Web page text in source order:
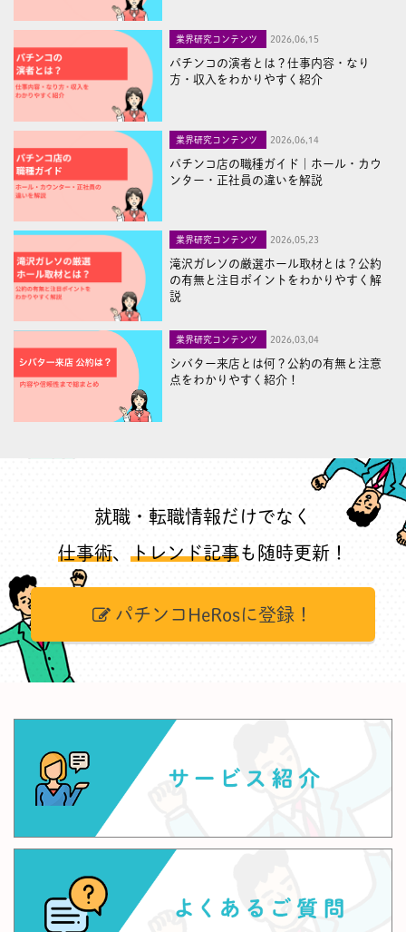
業界研究コンテンツ 2026,06,15
パチンコの演者とは？仕事内容・なり
方・収入をわかりやすく紹介
業界研究コンテンツ 2026,06,14
パチンコ店の職種ガイド｜ホール・カウ
ンター・正社員の違いを解説
業界研究コンテンツ 2026,05,23
滝沢ガレソの厳選ホール取材とは？公約
の有無と注目ポイントをわかりやすく解
説
業界研究コンテンツ 2026,03,04
シバター来店とは何？公約の有無と注意
点をわかりやすく紹介！
就職・転職情報だけでなく
仕事術、 トレンド記事も随時更新！
パチンコHeRosに登録！